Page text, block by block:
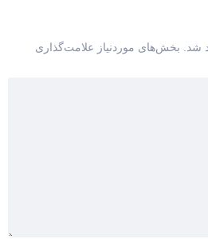
شد.
بخش‌های موردنیاز علامت‌گذاری